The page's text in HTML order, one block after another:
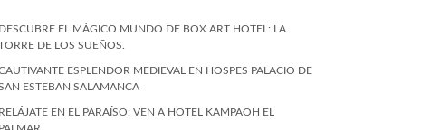
DESCUBRE EL MÁGICO MUNDO DE BOX ART HOTEL: LA
DE LOS SUEÑOS.
ESPLENDOR MEDIEVAL EN HOSPES PALACIO DE
ESTEBAN SALAMANCA
RELÁJATE EN EL PARAÍSO: VEN A HOTEL KAMPAOH EL